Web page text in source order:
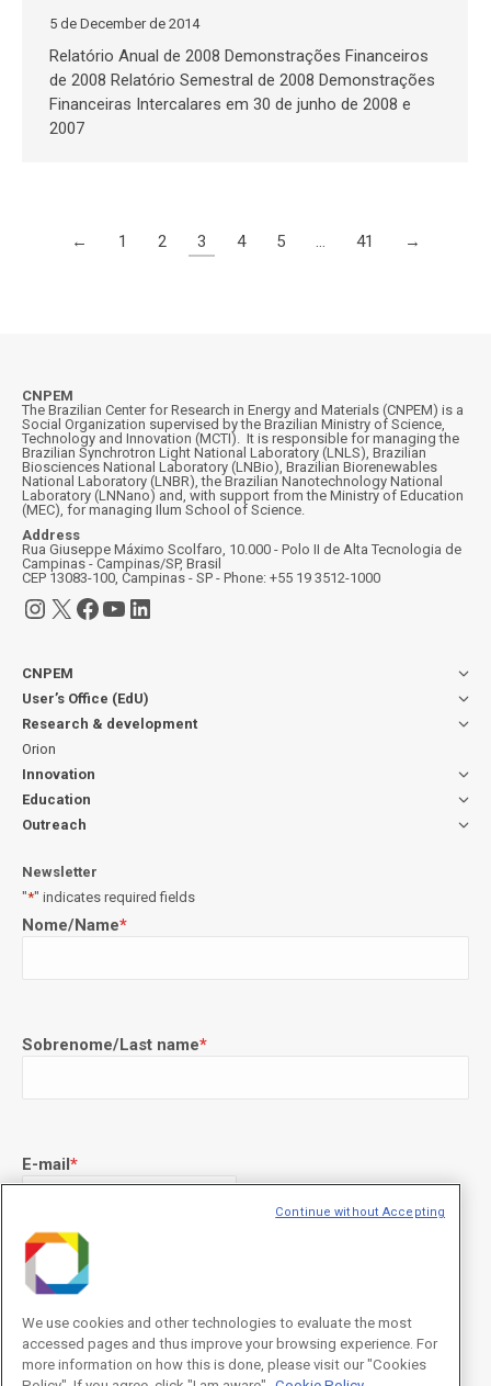
5 de December de 2014
Relatório Anual de 2008 Demonstrações Financeiros
de 2008 Relatório Semestral de 2008 Demonstrações
Financeiras Intercalares em 30 de junho de 2008 e
2007
← 1 2 3 4 5 … 41 →
CNPEM
The Brazilian Center for Research in Energy and Materials (CNPEM) is a
Social Organization supervised by the Brazilian Ministry of Science,
Technology and Innovation (MCTI). It is responsible for managing the
Brazilian Synchrotron Light National Laboratory (LNLS), Brazilian
Biosciences National Laboratory (LNBio), Brazilian Biorenewables
National Laboratory (LNBR), the Brazilian Nanotechnology National
Laboratory (LNNano) and, with support from the Ministry of Education
(MEC), for managing Ilum School of Science.
Address
Rua Giuseppe Máximo Scolfaro, 10.000 - Polo II de Alta Tecnologia de
Campinas - Campinas/SP, Brasil
CEP 13083-100, Campinas - SP - Phone: +55 19 3512-1000
Instagram
X Facebook
YouTube
LinkedIn
CNPEM
User’s Office (EdU)
Research & development
Orion
Innovation
Education
Outreach
Newsletter
"*" indicates required fields
Nome/Name*
Sobrenome/Last name*
E-mail*
Declaração de consentimento
Privacidade/I agree to the terms of use described in the Privacy
Policy.
We use cookies and other technologies to evaluate the most
accessed pages and thus improve your browsing experience. For
more information on how this is done, please visit our "Cookies
Continue without Accepting